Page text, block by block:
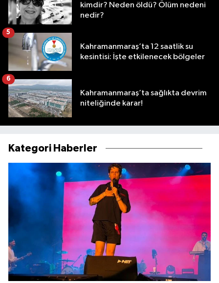
kimdir? Neden öldü? Ölüm nedeni
nedir?
Kahramanmaraş’ta 12 saatlik su
kesintisi: İşte etkilenecek bölgeler
5
Kahramanmaraş’ta sağlıkta devrim
niteliğinde karar!
6
Kategori Haberler